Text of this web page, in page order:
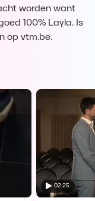
worden want
100% Layla. Is
op vtm.be.
02:25